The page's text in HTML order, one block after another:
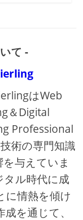
て -
はWeb
＆Digital
Professional
術の専門知識
与えていま
ル時代に成
に情熱を傾け
を通じて、